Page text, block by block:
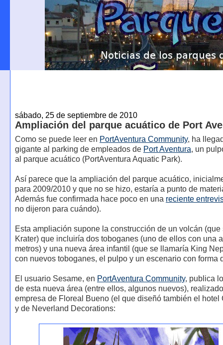
sábado, 25 de septiembre de 2010
Ampliación del parque acuático de Port
Como se puede leer en PortAventura Community, ha
gigante al parking de empleados de Port Aventura, un
al parque acuático (PortAventura Aquatic Park).
Así parece que la ampliación del parque acuático,
para 2009/2010 y que no se hizo, estaría a punto de
Además fue confirmada hace poco en una reciente
no dijeron para cuándo).
Esta ampliación supone la construcción de un volcán (que
Krater) que incluiría dos toboganes (uno de ellos con una
metros) y una nueva área infantil (que se llamaría King
con nuevos toboganes, el pulpo y un escenario con forma
El usuario Sesame, en PortAventura Community, publica
de esta nueva área (entre ellos, algunos nuevos),
empresa de Floreal Bueno (el que diseñó también el hotel
y de Neverland Decorations: